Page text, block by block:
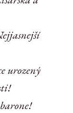
urozený